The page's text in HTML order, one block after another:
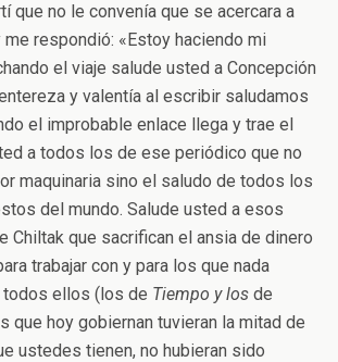
que no le convenía que se acercara a
me respondió: «Estoy haciendo mi
el viaje salude usted a Concepción
y valentía al escribir saludamos
el improbable enlace llega y trae el
a todos los de ese periódico que no
maquinaria sino el saludo de todos los
del mundo. Salude usted a esos
Chiltak que sacrifican el ansia de dinero
trabajar con y para los que nada
todos ellos (los de Tiempo y los de
que hoy gobiernan tuvieran la mitad de
ustedes tienen, no hubieran sido